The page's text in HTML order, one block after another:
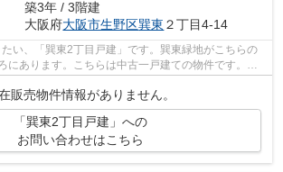
築3年 / 3階建
大阪府大阪市生野区巽東 ２丁目4-14
い、「巽東2丁目戸建」です。巽東緑地がこちらの
にあります。こちらは中古一戸建ての物件です。多
販売物件情報がありません。
「巽東2丁目戸建」への
お問い合わせはこちら